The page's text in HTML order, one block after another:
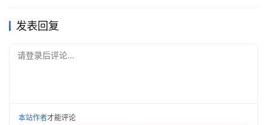
发表回复
请登录后评论...
本站作者才能评论